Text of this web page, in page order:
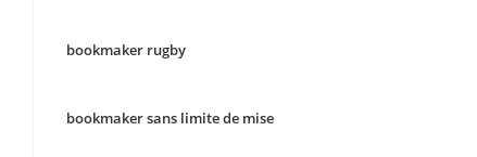
bookmaker rugby
bookmaker sans limite de mise